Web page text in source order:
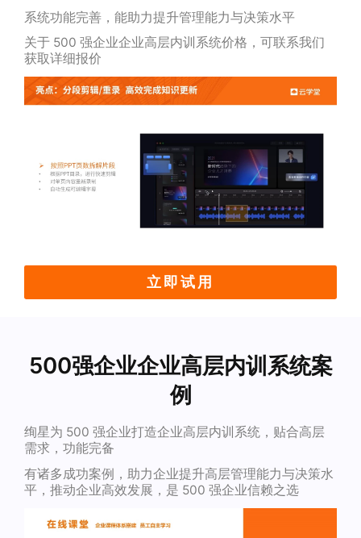
系统功能完善，能助力提升管理能力与决策水平
关于 500 强企业企业高层内训系统价格，可联系我们
获取详细报价
立即试用
500强企业企业高层内训系统案
例
绚星为 500 强企业打造企业高层内训系统，贴合高层
需求，功能完备
有诸多成功案例，助力企业提升高层管理能力与决策水
平，推动企业高效发展，是 500 强企业信赖之选